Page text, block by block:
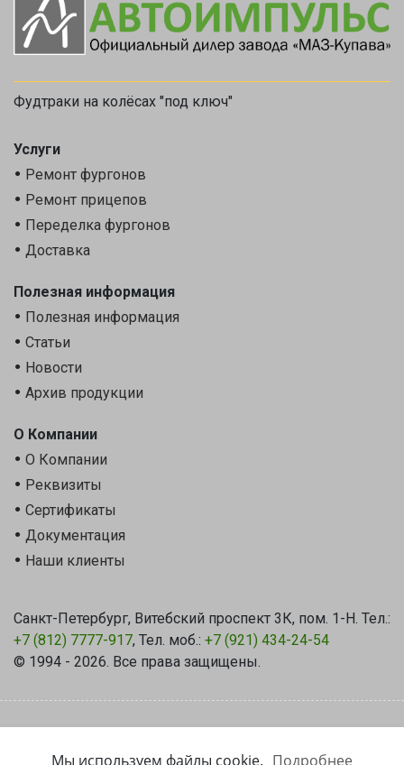
Фудтраки на колёсах "под ключ"
Услуги
Ремонт фургонов
Ремонт прицепов
Переделка фургонов
Доставка
Полезная информация
Полезная информация
Статьи
Новости
Архив продукции
О Компании
О Компании
Реквизиты
Сертификаты
Документация
Наши клиенты
Санкт-Петербург, Витебский проспект 3К, пом. 1-Н. Тел.:
+7 (812) 7777-917, Тел. моб.: +7 (921) 434-24-54
© 1994 - 2026. Все права защищены.
технологии Cookie
Мы используем файлы cookie. Подробнее